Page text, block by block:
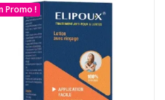
Promo !